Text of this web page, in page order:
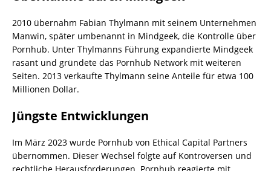
2010 übernahm Fabian Thylmann mit seinem Unternehmen
Manwin, später umbenannt in Mindgeek, die Kontrolle über
Pornhub. Unter Thylmanns Führung expandierte Mindgeek
rasant und gründete das Pornhub Network mit weiteren
Seiten. 2013 verkaufte Thylmann seine Anteile für etwa 100
Millionen Dollar.
Jüngste Entwicklungen
Im März 2023 wurde Pornhub von Ethical Capital Partners
übernommen. Dieser Wechsel folgte auf Kontroversen und